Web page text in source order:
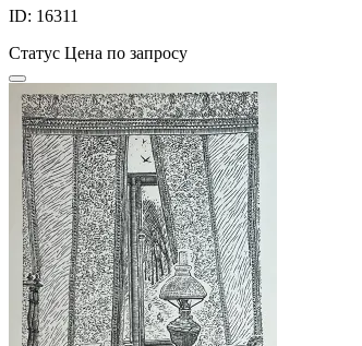
ID: 16311
Статус Цена по запросу